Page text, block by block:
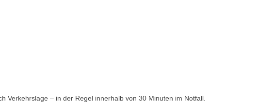
Verkehrslage – in der Regel innerhalb von 30 Minuten im Notfall.